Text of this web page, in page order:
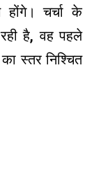
चर्चा के
है, वह पहले
स्तर निश्चित